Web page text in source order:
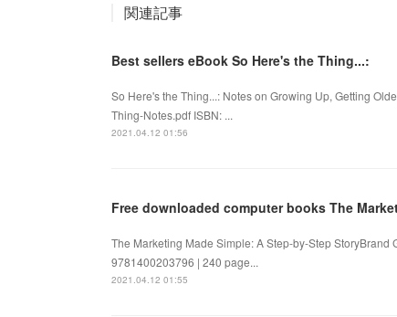
関連記事
Best sellers eBook So Here's the Thing...:
So Here's the Thing...: Notes on Growing Up, Getting
Thing-Notes.pdf ISBN: ...
2021.04.12 01:56
Free downloaded computer books The
The Marketing Made Simple: A Step-by-Step
9781400203796 | 240 page...
2021.04.12 01:55